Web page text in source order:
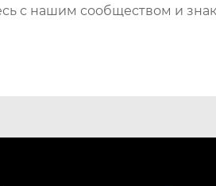
с нашим сообществом и